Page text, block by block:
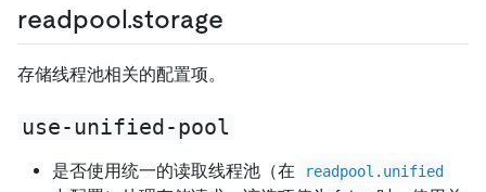
readpool.storage
存储线程池相关的配置项。
use-unified-pool
是否使用统一的读取线程池（在 readpool.unified